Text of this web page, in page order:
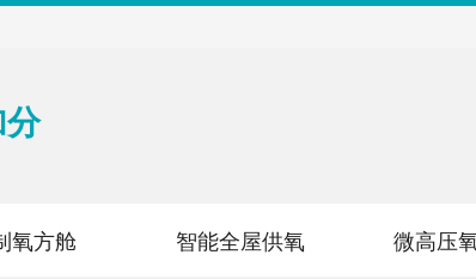
氧方舱 智能全屋供氧 微高压